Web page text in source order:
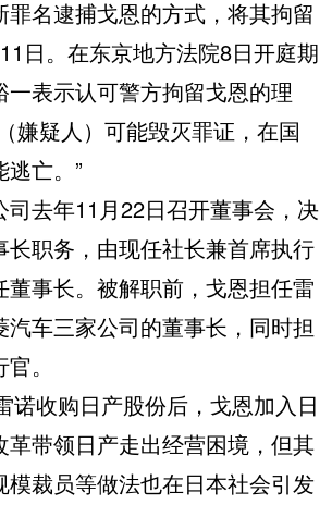
罪名逮捕戈恩的方式，将其拘留
日。在东京地方法院8日开庭期
一表示认可警方拘留戈恩的理
嫌疑人）可能毁灭罪证，在国
亡。”
去年11月22日召开董事会，决
长职务，由现任社长兼首席执行
董事长。被解职前，戈恩担任雷
汽车三家公司的董事长，同时担
。
收购日产股份后，戈恩加入日
革带领日产走出经营困境，但其
模裁员等做法也在日本社会引发